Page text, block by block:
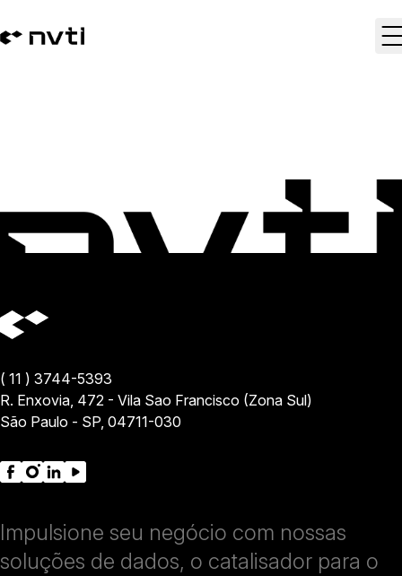
Compliance empresarial: 5 dicas para pequenas e médias
( 11 ) 3744-5393
R. Enxovia, 472 - Vila Sao Francisco (Zona Sul)
São Paulo - SP, 04711-030
Impulsione seu negócio com nossas
soluções de dados, o catalisador para o